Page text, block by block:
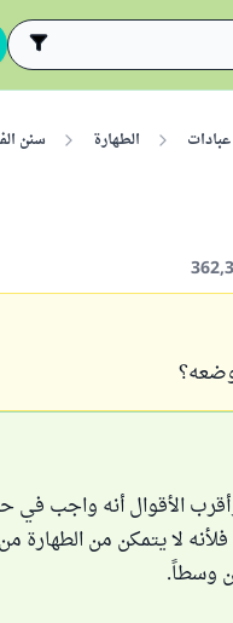
عبادات الطهارة سنن
وأقرب الأقوال أنه واجب
لا يتمكن من الطهارة من
وسطاً.